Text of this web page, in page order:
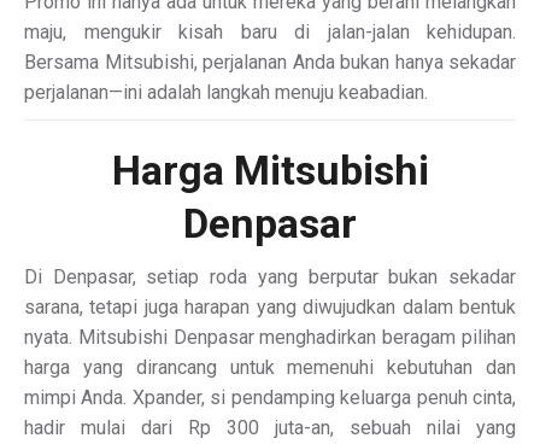
maju, mengukir kisah baru di jalan-jalan kehidupan.
Bersama Mitsubishi, perjalanan Anda bukan hanya sekadar
perjalanan—ini adalah langkah menuju keabadian.
Harga Mitsubishi
Denpasar
Di Denpasar, setiap roda yang berputar bukan sekadar
sarana, tetapi juga harapan yang diwujudkan dalam bentuk
nyata. Mitsubishi Denpasar menghadirkan beragam pilihan
harga yang dirancang untuk memenuhi kebutuhan dan
mimpi Anda. Xpander, si pendamping keluarga penuh cinta,
hadir mulai dari Rp 300 juta-an, sebuah nilai yang